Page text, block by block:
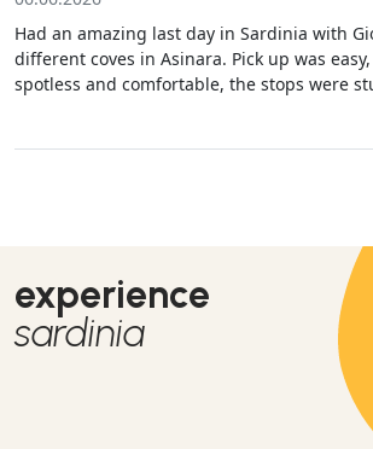
Had an amazing last day in Sardinia with
different coves in Asinara. Pick up was
spotless and comfortable, the stops were
a fantastic cook and made sure we were
cups were never empty. Can’t recommend
experience
sardinia